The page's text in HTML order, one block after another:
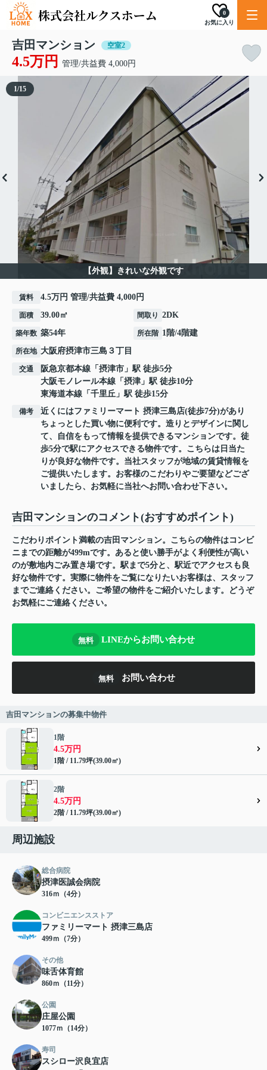
お気に入り
0
吉田マンション 空室2
4.5万円 管理/共益費 4,000円
【外観】きれいな外観です
1/15
賃料 4.5万円 管理/共益費 4,000円
面積 39.00㎡ 間取り 2DK
築年数 築54年 所在階 1階/4階建
所在地 大阪府摂津市三島 ３丁目
交通 阪急京都本線 「 摂津市 」駅 徒歩5分
大阪モノレール本線 「 摂津 」駅 徒歩10分
東海道本線 「 千里丘 」駅 徒歩15分
備考
近くにはファミリーマート 摂津三島店(徒歩7分)があり
ちょっとした買い物に便利です。造りとデザインに関し
て、自信をもって情報を提供できるマンションです。徒
歩5分で駅にアクセスできる物件です。こちらは日当た
りが良好な物件です。当社スタッフが地域の賃貸情報を
ご提供いたします。お客様のこだわりやご要望などござ
いましたら、お気軽に当社へお問い合わせ下さい。
吉田マンションのコメント(おすすめポイント)
こだわりポイント満載の吉田マンション。こちらの物件はコンビ
ニまでの距離が499mです。あると使い勝手がよく利便性が高い
のが敷地内ごみ置き場です。駅まで5分と、駅近でアクセスも良
好な物件です。実際に物件をご覧になりたいお客様は、スタッフ
までご連絡ください。ご希望の物件をご紹介いたします。どうぞ
お気軽にご連絡ください。
無料 LINEからお問い合わせ
無料 お問い合わせ
吉田マンションの募集中物件
1階
4.5万円
1階 / 11.79坪(39.00㎡)
2階
4.5万円
2階 / 11.79坪(39.00㎡)
周辺施設
総合病院
摂津医誠会病院
316ｍ（4分）
コンビニエンスストア
ファミリーマート 摂津三島店
499ｍ（7分）
その他
味舌体育館
860ｍ（11分）
公園
庄屋公園
1077ｍ（14分）
寿司
スシロー沢良宜店